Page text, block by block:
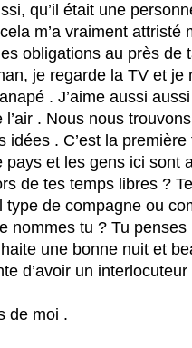
qu’il était une
m’a vraiment attristé
obligations au près de
je regarde la TV et je
. J’aime aussi
. Nous nous
idées . C’est la
pays et les gens ici sont
de tes temps libres ?
de compagne ou
nommes tu ? Tu
une bonne nuit et
d’avoir un
de moi .